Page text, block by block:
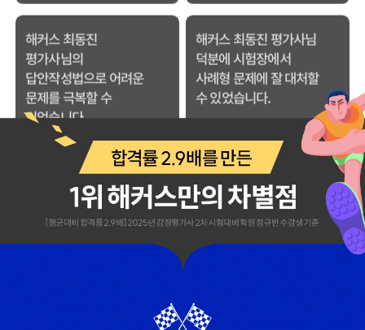
수강 합격생입니다.
수강 합격생입니다.
해커스 최동진
평가사님의
답안작성법으로 어려운
문제를 극복할 수
있었습니다.
합격생 이*영님
수강 합격생입니다.
해커스 최동진 평가사님
덕분에 시험장에서
사례형 문제에 잘 대처할
수 있었습니다.
합격생 김*영님
수강 합격생입니다.
때 2차 과목이
유기적으로 연결되는